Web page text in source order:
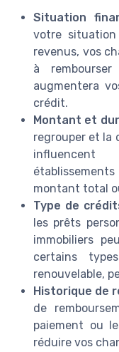
Situation
votre situation
revenus, vos
à
augmentera
crédit.
Montant et
regrouper et la
influencent
montant total
Type de
les prêts
immobiliers
certains
renouvelable,
Historique de
de
paiement ou
réduire vos